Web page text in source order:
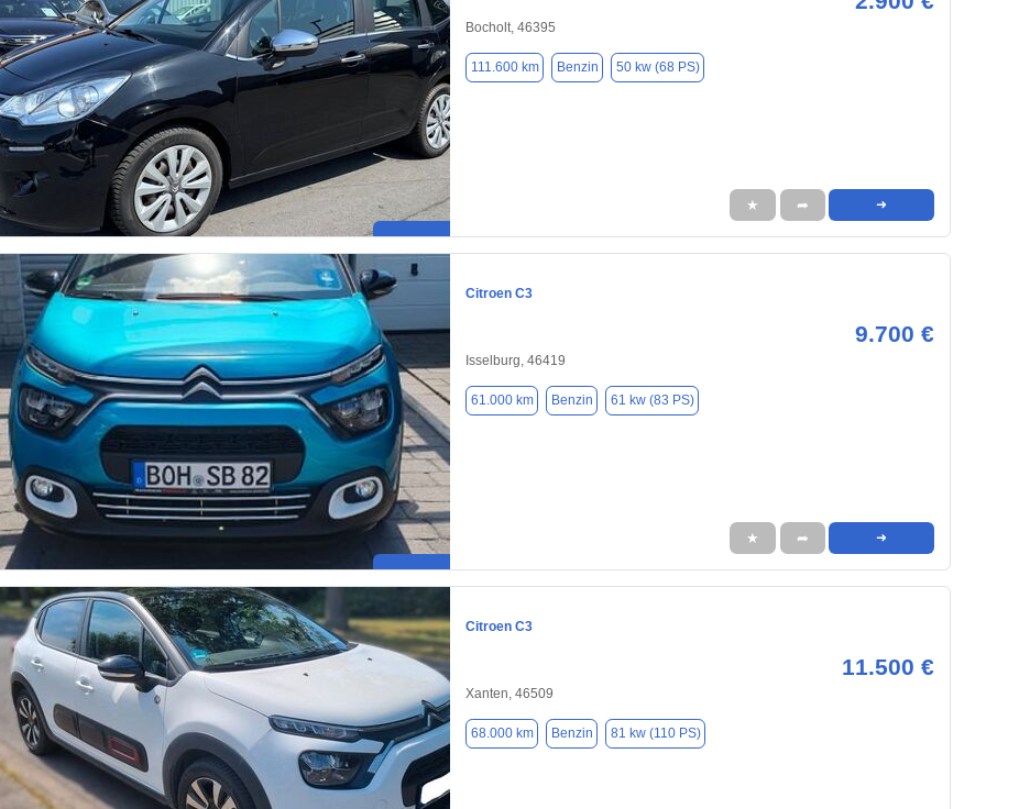
Bocholt, 46395
111.600 km Benzin 50 kw (68 PS)
★ ➦ ➜
Citroen C3
9.700 €
Isselburg, 46419
61.000 km Benzin 61 kw (83 PS)
★ ➦ ➜
Citroen C3
11.500 €
Xanten, 46509
68.000 km Benzin 81 kw (110 PS)